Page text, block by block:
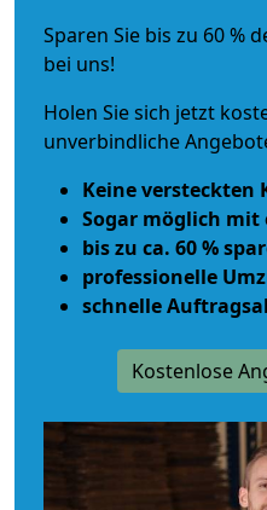
Sparen Sie bis zu 60 %
bei uns!
Holen Sie sich jetzt
unverbindliche
Keine versteckten
Sogar möglich mit
bis zu ca. 60 %
professionelle
schnelle
Kostenlose